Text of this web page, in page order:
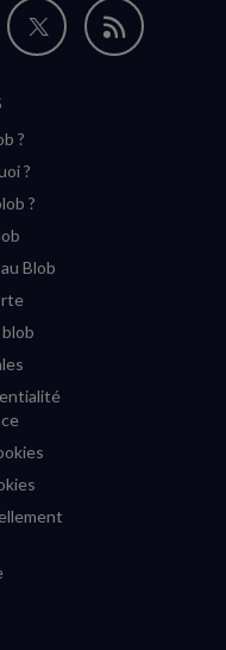
Nous
Flux
?
?
?
Blob